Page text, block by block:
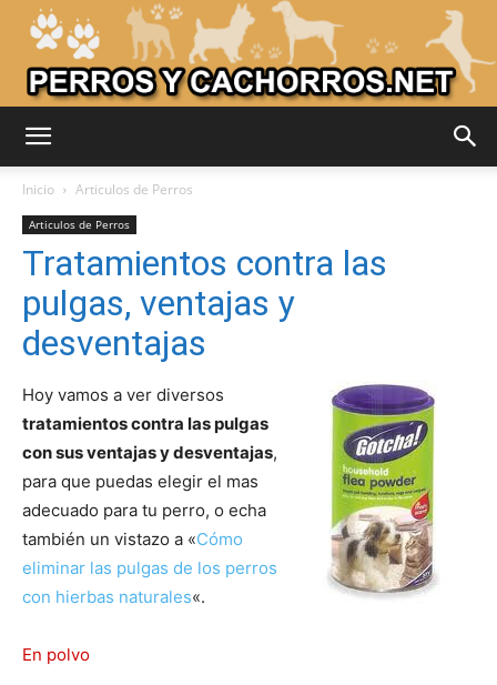
Perros
Razas
Inicio Articulos de Perros
Articulos de Perros
Tratamientos contra las
pulgas, ventajas y
desventajas
Hoy vamos a ver diversos
tratamientos contra las pulgas
con sus ventajas y desventajas,
para que puedas elegir el mas
adecuado para tu perro, o echa
también un vistazo a «Cómo
eliminar las pulgas de los perros
con hierbas naturales«.
En polvo